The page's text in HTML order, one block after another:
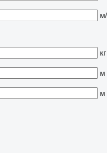
м/
кг
м
м